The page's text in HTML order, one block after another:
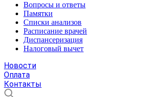
Вопросы и ответы
Памятки
Списки анализов
Расписание врачей
Диспансеризация
Налоговый вычет
Новости
Оплата
Контакты